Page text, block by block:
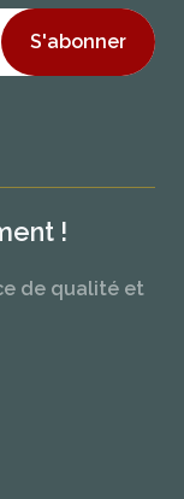
S'abonner